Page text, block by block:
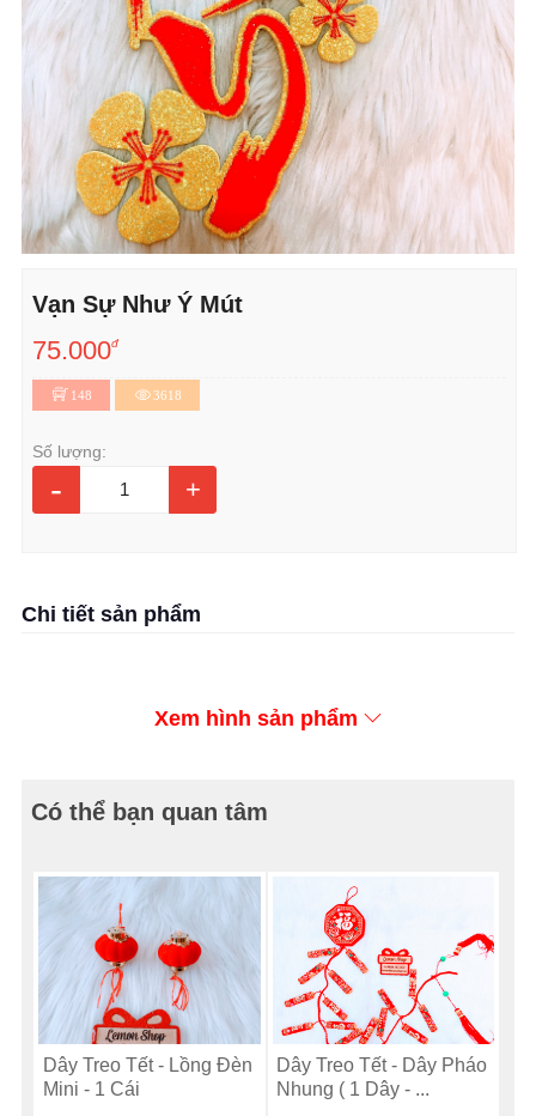
Vạn Sự Như Ý Mút
75.000đ
148 3618
Số lượng:
- +
Chi tiết sản phẩm
Xem hình sản phẩm
Có thể bạn quan tâm
Dây Treo Tết - Lồng Đèn
Mini - 1 Cái
Dây Treo Tết - Dây Pháo
Nhung ( 1 Dây - ...